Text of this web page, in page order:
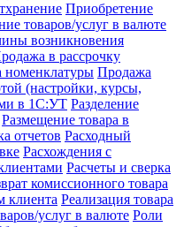
Приобретение
товаров/услуг в валюте
возникновения
в рассрочку
номенклатуры Продажа
(настройки, курсы,
в 1С:УТ Разделение
Размещение товара в
отчетов Расходный
Расхождения с
Расчеты и сверка
комиссионного товара
клиента Реализация товара
услуг в валюте Роли